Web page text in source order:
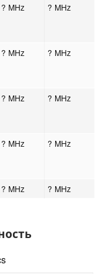
? MHz ? MHz
? MHz ? MHz
? MHz ? MHz
? MHz ? MHz
? MHz ? MHz